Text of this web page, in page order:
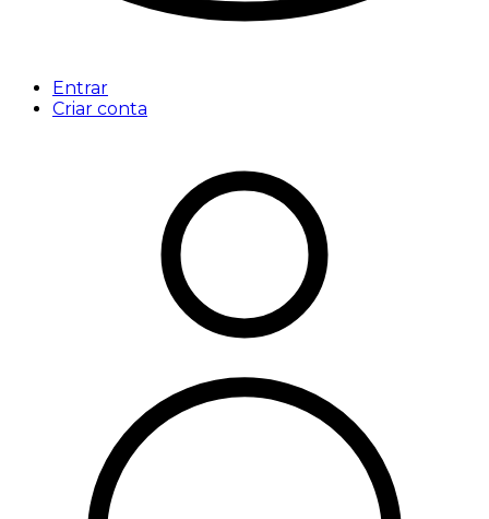
Entrar
Criar conta